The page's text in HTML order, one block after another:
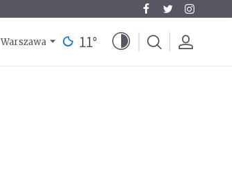
Warszawa 11°